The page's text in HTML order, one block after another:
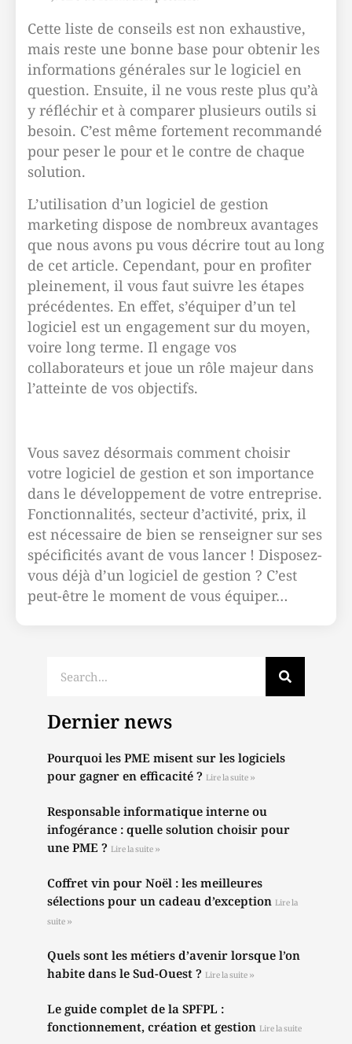
Cette liste de conseils est non exhaustive,
mais reste une bonne base pour obtenir les
informations générales sur le logiciel en
question. Ensuite, il ne vous reste plus qu’à
y réfléchir et à comparer plusieurs outils si
besoin. C’est même fortement recommandé
pour peser le pour et le contre de chaque
solution.
L’utilisation d’un logiciel de gestion
marketing dispose de nombreux avantages
que nous avons pu vous décrire tout au long
de cet article. Cependant, pour en profiter
pleinement, il vous faut suivre les étapes
précédentes. En effet, s’équiper d’un tel
logiciel est un engagement sur du moyen,
voire long terme. Il engage vos
collaborateurs et joue un rôle majeur dans
l’atteinte de vos objectifs.
Vous savez désormais comment choisir
votre logiciel de gestion et son importance
dans le développement de votre entreprise.
Fonctionnalités, secteur d’activité, prix, il
est nécessaire de bien se renseigner sur ses
spécificités avant de vous lancer ! Disposez-
vous déjà d’un logiciel de gestion ? C’est
peut-être le moment de vous équiper…
Dernier news
Pourquoi les PME misent sur les logiciels
pour gagner en efficacité ? Lire la suite »
Responsable informatique interne ou
infogérance : quelle solution choisir pour
une PME ? Lire la suite »
Coffret vin pour Noël : les meilleures
sélections pour un cadeau d’exception Lire la
suite »
Quels sont les métiers d’avenir lorsque l’on
habite dans le Sud-Ouest ? Lire la suite »
Le guide complet de la SPFPL :
fonctionnement, création et gestion Lire la suite